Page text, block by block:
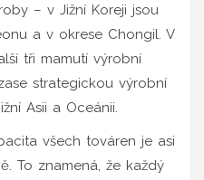
– v Jižní Koreji jsou
a v okrese Chongil. V
tři mamutí výrobní
strategickou výrobní
Asii a Oceánii.
všech továren je asi
To znamená, že každý